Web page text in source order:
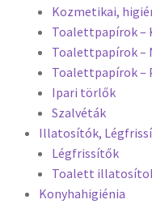
Kozmetikai,
Toalettpapírok –
Toalettpapírok –
Toalettpapírok –
Ipari törlők
Szalvéták
Illatosítók,
Légfrissítők
Toalett
Konyhahigiénia